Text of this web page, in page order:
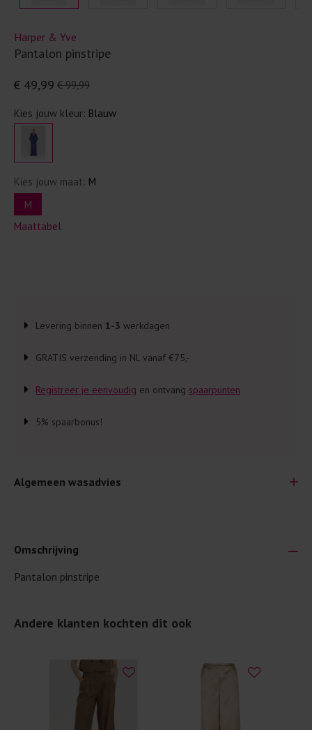
Harper & Yve
Pantalon pinstripe
€ 99,99
€ 49,99
Kies jouw kleur: Blauw
Kies jouw maat: M
M
Maattabel
Levering binnen 1-3 werkdagen
GRATIS verzending in NL vanaf €75,-
Registreer je eenvoudig en ontvang spaarpunten
5% spaarbonus!
Algemeen wasadvies
Je wilt natuurlijk lang plezier hebben van je nieuwe kleding.
Lees altijd eerst even het was-etiket.
buitenkant.
Wees zuinig met wasmiddel. Per kledingstuk is een drupje
Was zo koud mogelijk. Op 20 of 30 graden wassen is vaak
Omschrijving
Pantalon pinstripe
Andere klanten kochten dit ook